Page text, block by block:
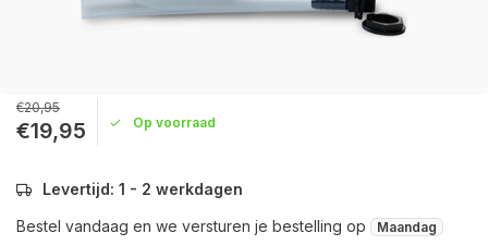
€20,95
€19,95 Op voorraad
Levertijd: 1 - 2 werkdagen
Bestel vandaag en we versturen je bestelling op Maandag